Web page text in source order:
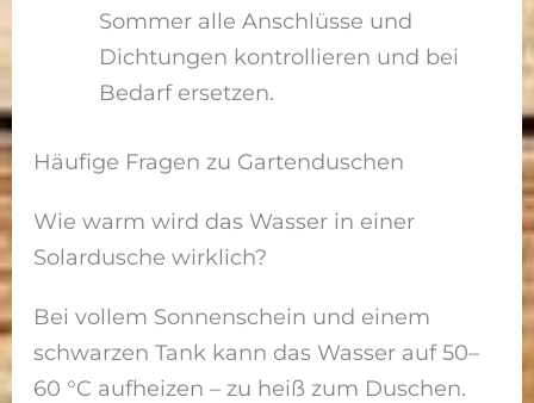
Sommer alle Anschlüsse und
Dichtungen kontrollieren und bei
Bedarf ersetzen.
Häufige Fragen zu Gartenduschen
Wie warm wird das Wasser in einer
Solardusche wirklich?
Bei vollem Sonnenschein und einem
schwarzen Tank kann das Wasser auf 50–
60 °C aufheizen – zu heiß zum Duschen.